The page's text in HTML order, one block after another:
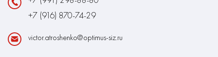
+7 (916) 870-74-29
victor.atroshenko@optimus-siz.ru